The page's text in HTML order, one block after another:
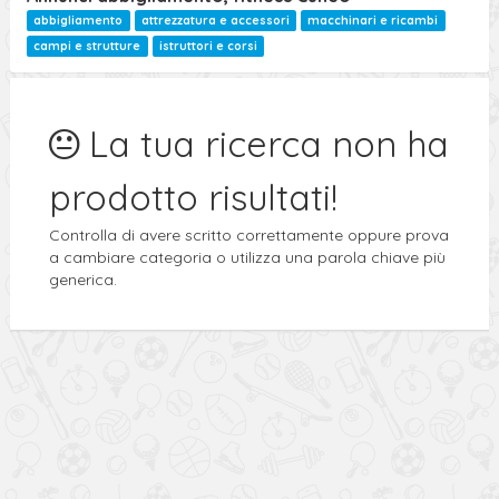
abbigliamento attrezzatura e accessori
macchinari e ricambi
campi e strutture
istruttori e corsi
La tua ricerca non ha
prodotto risultati!
Controlla di avere scritto correttamente oppure prova
a cambiare categoria o utilizza una parola chiave più
generica.